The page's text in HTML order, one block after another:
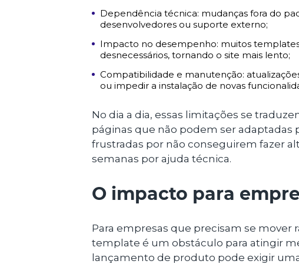
Dependência técnica: mudanças fora do
desenvolvedores ou suporte externo;
Impacto no desempenho: muitos
desnecessários, tornando o site mais lento;
Compatibilidade e manutenção:
ou impedir a instalação de novas
No dia a dia, essas limitações se
páginas que não podem ser adaptadas
frustradas por não conseguirem fazer
semanas por ajuda técnica.
O impacto para
Para empresas que precisam se mover
template é um obstáculo para atingir
lançamento de produto pode exigir